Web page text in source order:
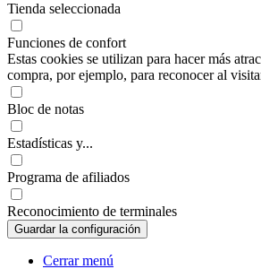
Tienda seleccionada
Funciones de confort
Estas cookies se utilizan para hacer más
compra, por ejemplo, para reconocer al
Bloc de notas
Estadísticas y...
Programa de afiliados
Reconocimiento de terminales
Cerrar menú